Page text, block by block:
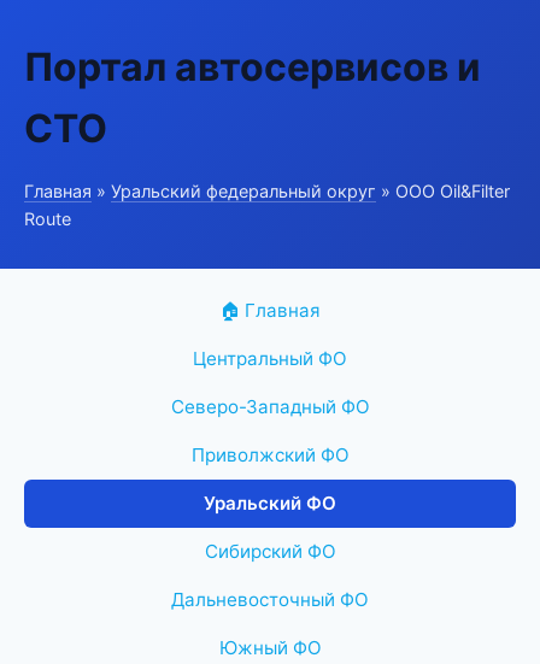
Портал автосервисов и
СТО
Главная » Уральский федеральный округ » ООО Oil&Filter
Route
🏠 Главная
Центральный ФО
Северо-Западный ФО
Приволжский ФО
Уральский ФО
Сибирский ФО
Дальневосточный ФО
Южный ФО